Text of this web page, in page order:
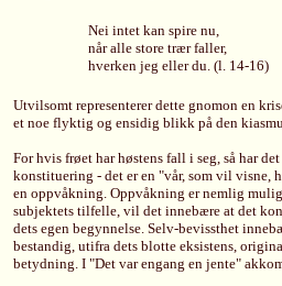
Nei intet kan spire nu,
når alle store trær faller,
hverken jeg eller du. (l. 14-16)
Utvilsomt representerer dette gnomon en
et noe flyktig og ensidig blikk på den
For hvis frøet har høstens fall i seg, så har
konstituering - det er en "vår, som vil visne,
en oppvåkning. Oppvåkning er nemlig
subjektets tilfelle, vil det innebære at det
dets egen begynnelse. Selv-bevissthet
bestandig, utifra dets blotte eksistens,
betydning. I "Det var engang en jente"